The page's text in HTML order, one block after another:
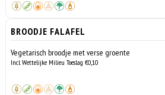
BROODJE FALAFEL
Vegetarisch broodje met verse groente
Incl. Wettelijke Milieu Toeslag €0,10